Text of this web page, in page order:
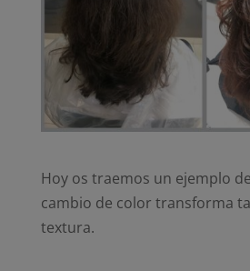
Hoy os traemos un ejemplo
cambio de color transforma
textura.